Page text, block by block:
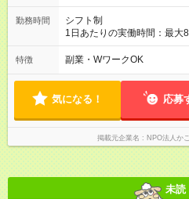
勤務時間
シフト制
1日あたりの実働時間：最大
間で実働6時間～最大8時間） ※
例＞ 13:00～19:00（実働6
があります。 ※午前中の
特徴 副業・WワークOK
気になる！ 応募
掲載元企業名 NPO法人か
未読